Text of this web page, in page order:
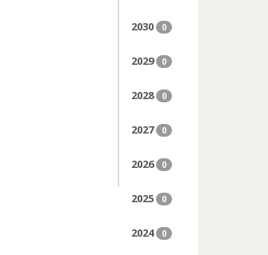
2030 0
2029 0
2028 0
2027 0
2026 0
2025 0
2024 0